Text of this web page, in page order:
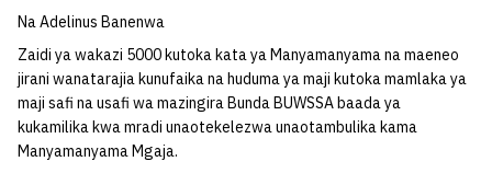
Na Adelinus Banenwa
Zaidi ya wakazi 5000 kutoka kata ya Manyamanyama na maeneo
jirani wanatarajia kunufaika na huduma ya maji kutoka mamlaka ya
maji safi na usafi wa mazingira Bunda BUWSSA baada ya
kukamilika kwa mradi unaotekelezwa unaotambulika kama
Manyamanyama Mgaja.